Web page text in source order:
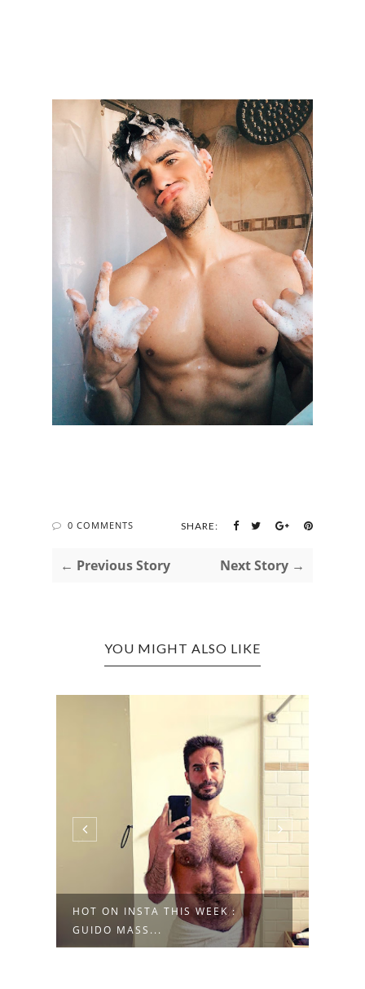
0 COMMENTS SHARE:
← Previous Story Next Story →
YOU MIGHT ALSO LIKE
HOT ON INSTA THIS WEEK :
GUIDO MASS...